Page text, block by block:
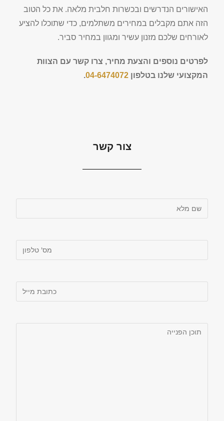
האישורים הנדרשים ובכשרות חלבית מלאה. את כל הטוב
הזה אתם מקבלים במחירים משתלמים, כדי שתוכלו להציע
לאורחים שלכם מזנון עשיר ומגוון במחיר סביר.
לפרטים נוספים והצעת מחיר, צרו קשר עם הצוות
המקצועי שלנו בטלפון04-6474072
.
צור קשר